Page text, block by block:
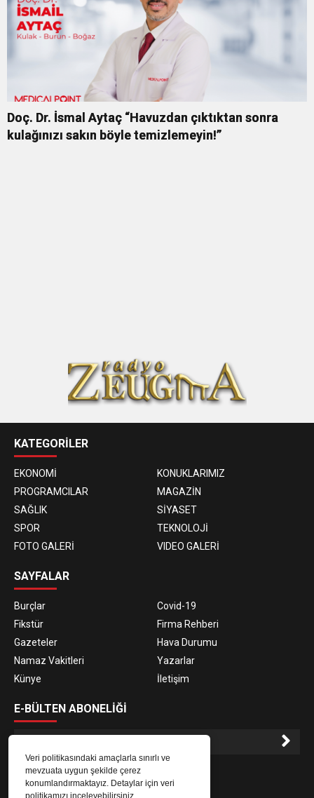
Veri politikasındaki amaçlarla sınırlı ve
mevzuata uygun şekilde çerez
konumlandırmaktayız. Detaylar için veri
politikamızı inceleyebilirsiniz.
Doç. Dr. İsmal Aytaç “Havuzdan çıktıktan sonra
kulağınızı sakın böyle temizlemeyin!”
KATEGORİLER
EKONOMİ
KONUKLARIMIZ
PROGRAMCILAR
MAGAZİN
SAĞLIK
SİYASET
SPOR
TEKNOLOJİ
FOTO GALERİ
VIDEO GALERİ
SAYFALAR
Burçlar
Covid-19
Fikstür
Firma Rehberi
Gazeteler
Hava Durumu
Namaz Vakitleri
Yazarlar
Künye
İletişim
E-BÜLTEN ABONELİĞİ
E-Bülten aboneliği ile haberlere daha hızlı erişin.